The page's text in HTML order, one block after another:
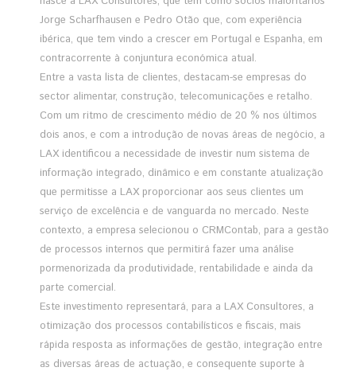
Jorge Scharfhausen e Pedro Otão que, com experiência
ibérica, que tem vindo a crescer em Portugal e Espanha, em
contracorrente à conjuntura económica atual.
Entre a vasta lista de clientes, destacam-se empresas do
sector alimentar, construção, telecomunicações e retalho.
Com um ritmo de crescimento médio de 20 % nos últimos
dois anos, e com a introdução de novas áreas de negócio, a
LAX identificou a necessidade de investir num sistema de
informação integrado, dinâmico e em constante atualização
que permitisse a LAX proporcionar aos seus clientes um
serviço de excelência e de vanguarda no mercado. Neste
contexto, a empresa selecionou o CRMContab, para a gestão
de processos internos que permitirá fazer uma análise
pormenorizada da produtividade, rentabilidade e ainda da
parte comercial.
Este investimento representará, para a LAX Consultores, a
otimização dos processos contabilísticos e fiscais, mais
rápida resposta as informações de gestão, integração entre
as diversas áreas de actuação, e consequente suporte à